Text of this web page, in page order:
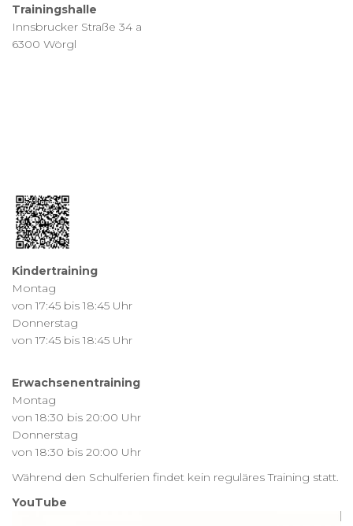
Trainingshalle
Innsbrucker Straße 34 a
6300 Wörgl
Kindertraining
Montag
von 17:45 bis 18:45 Uhr
Donnerstag
von 17:45 bis 18:45 Uhr
Erwachsenentraining
Montag
von 18:30 bis 20:00 Uhr
Donnerstag
von 18:30 bis 20:00 Uhr
Während den Schulferien findet kein reguläres Training statt.
YouTube